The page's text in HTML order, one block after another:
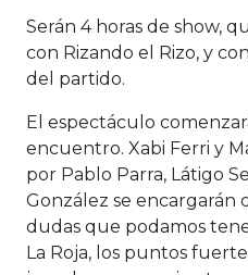
Serán 4 horas de show,
con Rizando el Rizo, y
del partido.
El espectáculo
encuentro. Xabi Ferri y
por Pablo Parra, Látigo
González se encargarán
dudas que podamos
La Roja, los puntos